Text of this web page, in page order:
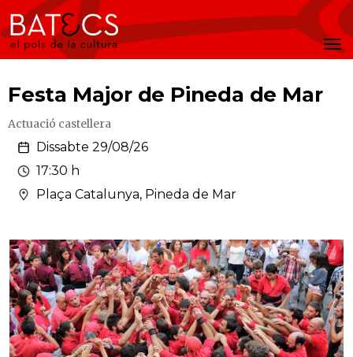
Batecs
Festa Major de Pineda de Mar
Actuació castellera
Dissabte 29/08/26
17:30 h
Plaça Catalunya, Pineda de Mar